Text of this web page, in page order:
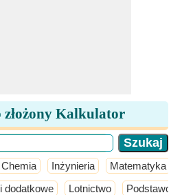
Kalkulator
Chemia Inżynieria Matematyka
dodatkowe Lotnictwo